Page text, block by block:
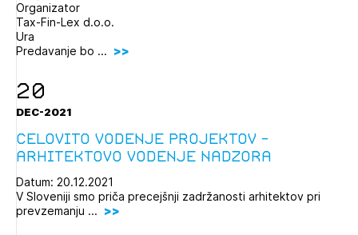
REGISTRIRAJTE SE
Organizator
Tax-Fin-Lex d.o.o.
Ura
Predavanje bo ...
20
DEC-2021
Celovito vodenje projektov -
arhitektovo vodenje nadzora
Datum: 20.12.2021
V Sloveniji smo priča precejšnji zadržanosti arhitektov pri
prevzemanju ...
Novičnik natečajev
NAPREJ